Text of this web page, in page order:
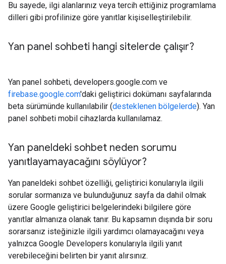
Bu sayede, ilgi alanlarınız veya tercih ettiğiniz programlama
dilleri gibi profilinize göre yanıtlar kişiselleştirilebilir.
Yan panel sohbeti hangi sitelerde çalışır?
Yan panel sohbeti, developers.google.com ve
firebase.google.com'daki geliştirici dokümanı sayfalarında
beta sürümünde kullanılabilir (desteklenen bölgelerde). Yan
panel sohbeti mobil cihazlarda kullanılamaz.
Yan paneldeki sohbet neden sorumu
yanıtlayamayacağını söylüyor?
Yan paneldeki sohbet özelliği, geliştirici konularıyla ilgili
sorular sormanıza ve bulunduğunuz sayfa da dahil olmak
üzere Google geliştirici belgelerindeki bilgilere göre
yanıtlar almanıza olanak tanır. Bu kapsamın dışında bir soru
sorarsanız isteğinizle ilgili yardımcı olamayacağını veya
yalnızca Google Developers konularıyla ilgili yanıt
verebileceğini belirten bir yanıt alırsınız.